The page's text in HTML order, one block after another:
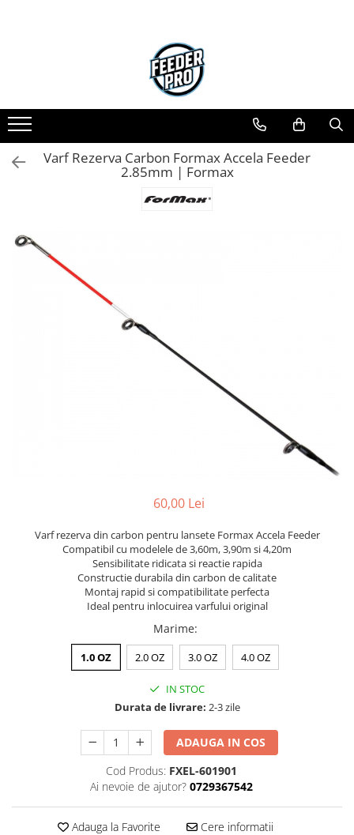
Varf Rezerva Carbon Formax Accela Feeder
2.85mm | Formax
60,00 Lei
Varf rezerva din carbon pentru lansete Formax Accela Feeder
Compatibil cu modelele de 3,60m, 3,90m si 4,20m
Sensibilitate ridicata si reactie rapida
Constructie durabila din carbon de calitate
Montaj rapid si compatibilitate perfecta
Ideal pentru inlocuirea varfului original
Marime:
1.0 OZ 2.0 OZ 3.0 OZ 4.0 OZ
IN STOC
Durata de livrare: 2-3 zile
ADAUGA IN COS
Cod Produs: FXEL-601901
Ai nevoie de ajutor? 0729367542
Adauga la Favorite Cere informatii